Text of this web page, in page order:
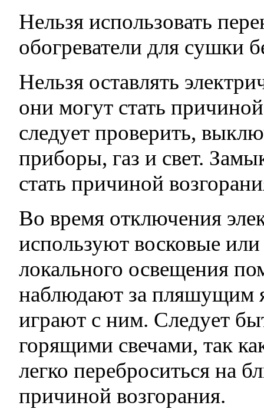
Нельзя использовать
обогреватели для сушки
Нельзя оставлять
они могут стать
следует проверить,
приборы, газ и свет.
стать причиной
Во время отключения
используют восковые
локального освещения
наблюдают за пляшущим
играют с ним. Следует
горящими свечами, так
легко переброситься на
причиной возгорания.